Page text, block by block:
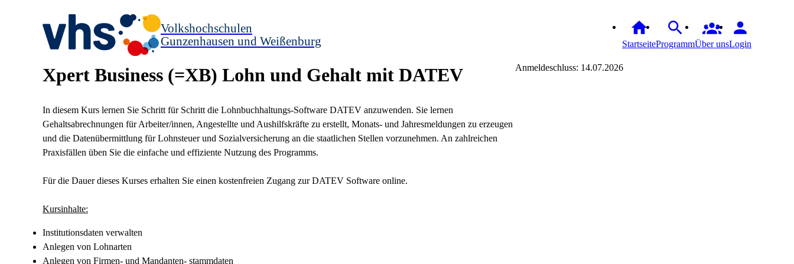
Volkshochschulen
Gunzenhausen und Weißenburg
StartseiteProgrammÜber unsLogin
Xpert Business (=XB) Lohn und Gehalt mit DATEV
In diesem Kurs lernen Sie Schritt für Schritt die Lohnbuchhaltungs-Software DATEV anzuwenden. Sie lernen
Gehaltsabrechnungen für Arbeiter/innen, Angestellte und Aushilfskräfte zu erstellt, Monats- und Jahresmeldungen zu erzeugen
und die Datenübermittlung für Lohnsteuer und Sozialversicherung an die staatlichen Stellen vorzunehmen. An zahlreichen
Praxisfällen üben Sie die einfache und effiziente Nutzung des Programms.
Für die Dauer dieses Kurses erhalten Sie einen kostenfreien Zugang zur DATEV Software online.
Kursinhalte:
Institutionsdaten verwalten
Anlegen von Lohnarten
Anlegen von Firmen- und Mandanten- stammdaten
Anmeldeschluss: 14.07.2026